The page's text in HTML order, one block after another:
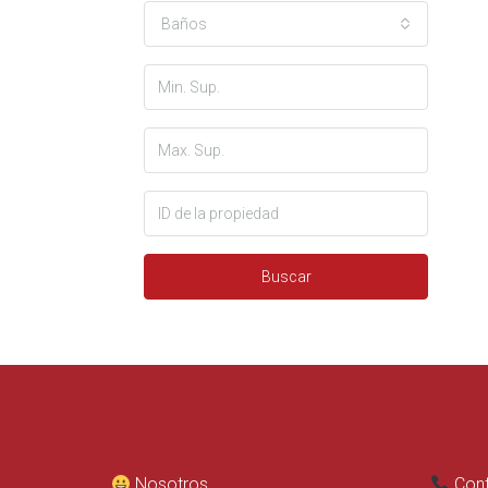
Baños
Buscar